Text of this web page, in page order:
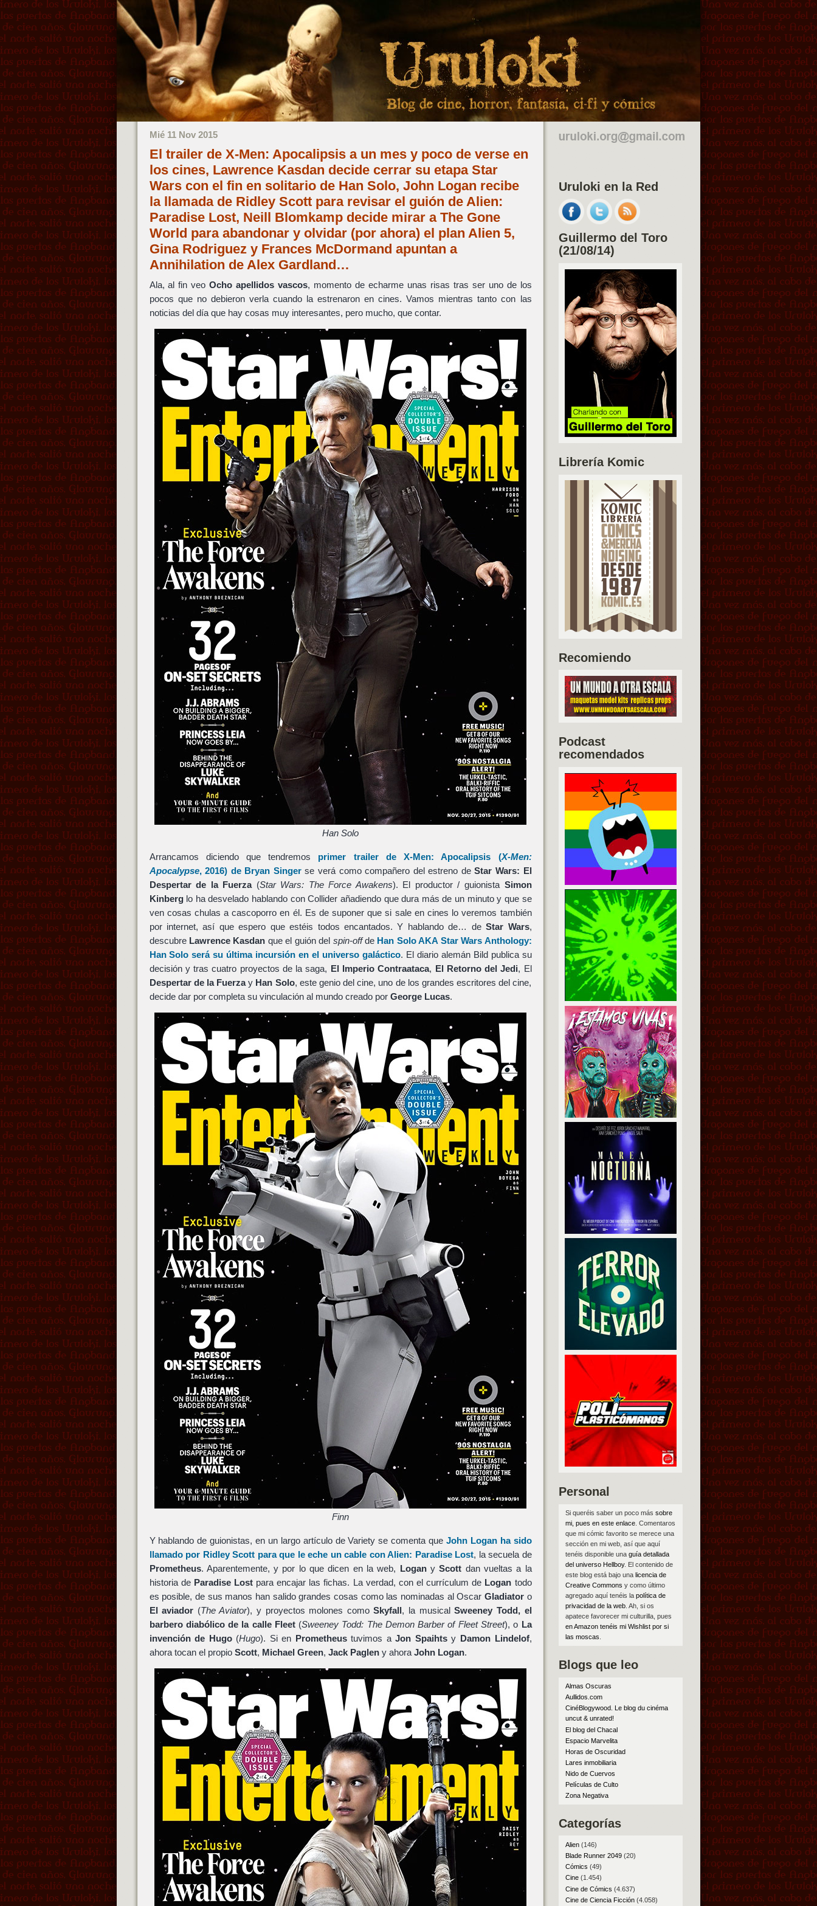
Mié 11 Nov 2015
El trailer de X-Men: Apocalipsis a un mes y poco de verse en
los cines, Lawrence Kasdan decide cerrar su etapa Star
Wars con el fin en solitario de Han Solo, John Logan recibe
la llamada de Ridley Scott para revisar el guión de Alien:
Paradise Lost, Neill Blomkamp decide mirar a The Gone
World para abandonar y olvidar (por ahora) el plan Alien 5,
Gina Rodriguez y Frances McDormand apuntan a
Annihilation de Alex Gardland…
Ala, al fin veoOcho apellidos vascos, momento de echarme unas risas tras ser uno de los
pocos que no debieron verla cuando la estrenaron en cines. Vamos mientras tanto con las
noticias del día que hay cosas muy interesantes, pero mucho, que contar.
Han Solo
Arrancamos diciendo que tendremos primer trailer deX-Men: Apocalipsis (X-Men:
Apocalypse, 2016) de Bryan Singerse verá como compañero del estreno deStar Wars: El
Despertar de la Fuerza(Star Wars: The Force Awakens). El productor / guionista Simon
Kinberglo ha desvelado hablando con Collider añadiendo que dura más de un minuto y que se
ven cosas chulas a cascoporro en él. Es de suponer que si sale en cines lo veremos también
por internet, así que espero que estéis todos encantados. Y hablando de… deStar Wars,
descubre Lawrence Kasdan que el guión del spin-offde Han SoloAKA Star Wars Anthology:
Han Solo será su última incursión en el universo galáctico. El diario alemán Bild publica su
decisión y tras cuatro proyectos de la saga, El Imperio Contraataca, El Retorno del Jedi, El
Despertar de la Fuerzay Han Solo, este genio del cine, uno de los grandes escritores del cine,
decide dar por completa su vinculación al mundo creado por George Lucas.
Finn
Y hablando de guionistas, en un largo artículo de Variety se comenta que John Loganha sido
llamado por Ridley Scott para que le eche un cable conAlien: Paradise Lost, la secuela de
Prometheus. Aparentemente, y por lo que dicen en la web, LoganyScott dan vueltas a la
historia de Paradise Lostpara encajar las fichas. La verdad, con el currículum de Logan todo
es posible, de sus manos han salido grandes cosas como las nominadas al Oscar Gladiatoro
El aviador (The Aviator), y proyectos molones comoSkyfall, la musicalSweeney Todd, el
barbero diabólico de la calle Fleet(Sweeney Todd: The Demon Barber of Fleet Street), o La
invención de Hugo(Hugo). Si en Prometheustuvimos aJon Spaihtsy Damon Lindelof,
ahora tocan el propio Scott, Michael Green, Jack Pagleny ahora John Logan.
Uruloki en la Red
Guillermo del Toro
(21/08/14)
Librería Komic
Recomiendo
Podcast
recomendados
Personal
Si queréis saber un poco más sobre
mi, pues en este enlace. Comentaros
que mi cómic favorito se merece una
sección en mi web, así que aquí
tenéis disponible una guía detallada
del universo Hellboy. El contenido de
este blog está bajo una licencia de
Creative Commons y como último
agregado aquí tenéis la política de
privacidad de la web. Ah, si os
apatece favorecer mi culturilla, pues
en Amazon tenéis mi Wishlist por si
las moscas
Blogs que leo
Almas Oscuras
Aullidos.com
CinéBlogywood. Le blog du cinéma
uncut & unrated!
El blog del Chacal
Espacio Marvelita
Horas de Oscuridad
Lares inmobiliaria
Nido de Cuervos
Películas de Culto
Zona Negativa
Categorías
Alien(146)
Blade Runner 2049(20)
Cómics (49)
Cine(1.454)
Cine de Cómics (4.637)
Cine de Ciencia Ficción(4.058)